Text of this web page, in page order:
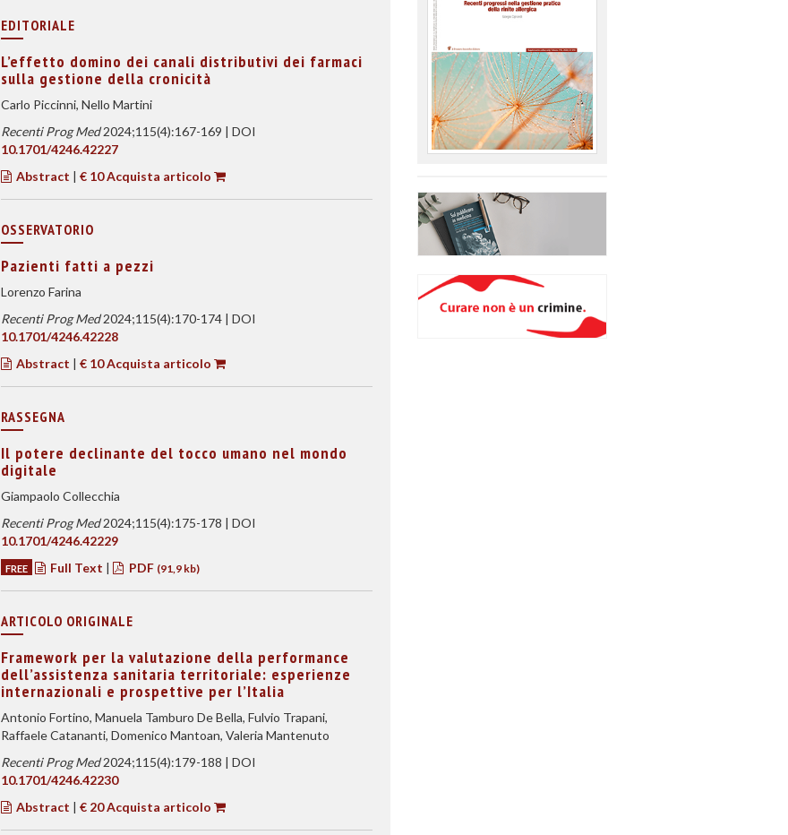
EDITORIALE
L’effetto domino dei canali distributivi dei farmaci
sulla gestione della cronicità
Carlo Piccinni, Nello Martini
Recenti Prog Med2024;115(4):167-169 | DOI
10.1701/4246.42227
Abstract | € 10 Acquista articolo
OSSERVATORIO
Pazienti fatti a pezzi
Lorenzo Farina
Recenti Prog Med2024;115(4):170-174 | DOI
10.1701/4246.42228
Abstract | € 10 Acquista articolo
RASSEGNA
Il potere declinante del tocco umano nel mondo
digitale
Giampaolo Collecchia
Recenti Prog Med2024;115(4):175-178 | DOI
10.1701/4246.42229
FREE Full Text | PDF (91,9 kb)
ARTICOLO ORIGINALE
Framework per la valutazione della performance
dell’assistenza sanitaria territoriale: esperienze
internazionali e prospettive per l’Italia
Antonio Fortino, Manuela Tamburo De Bella, Fulvio Trapani,
Raffaele Catananti, Domenico Mantoan, Valeria Mantenuto
Recenti Prog Med2024;115(4):179-188 | DOI
10.1701/4246.42230
Abstract | € 20 Acquista articolo